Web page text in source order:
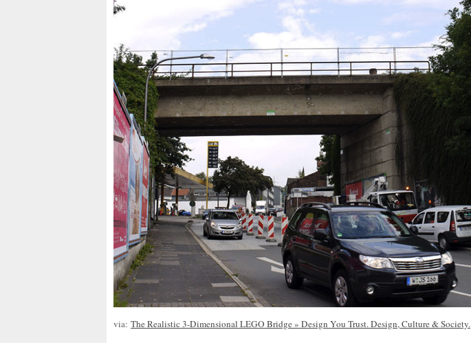
via: The Realistic 3-Dimensional LEGO Bridge » Design You Trust. Design, Culture & Society.